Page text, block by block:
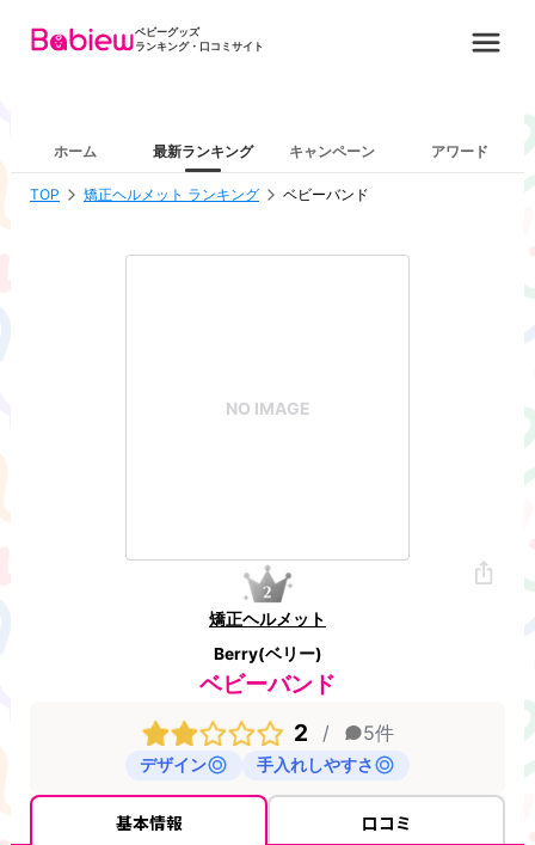
ベビーグッズ
ランキング・口コミサイト
ホーム 最新ランキング キャンペーン アワード
TOP 矯正ヘルメット ランキング ベビーバンド
NO IMAGE
矯正ヘルメット
Berry(ベリー)
ベビーバンド
2
/ 5件
デザイン 手入れしやすさ
基本情報 口コミ